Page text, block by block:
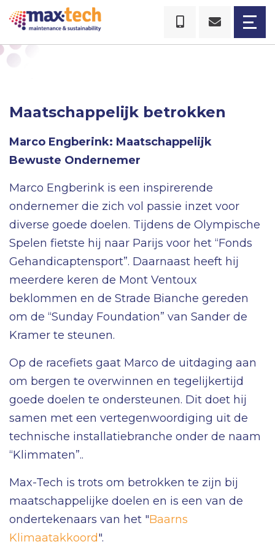
Maatschappelijk betrokken
Marco Engberink: Maatschappelijk
Bewuste Ondernemer
Marco Engberink is een inspirerende
ondernemer die zich vol passie inzet voor
diverse goede doelen. Tijdens de Olympische
Spelen fietste hij naar Parijs voor het “Fonds
Gehandicaptensport”. Daarnaast heeft hij
meerdere keren de Mont Ventoux
beklommen en de Strade Bianche gereden
om de “Sunday Foundation” van Sander de
Kramer te steunen.
Op de racefiets gaat Marco de uitdaging aan
om bergen te overwinnen en tegelijkertijd
goede doelen te ondersteunen. Dit doet hij
samen met een vertegenwoordiging uit de
technische installatiebranche onder de naam
“Klimmaten”..
Max-Tech is trots om betrokken te zijn bij
maatschappelijke doelen en is een van de
ondertekenaars van het "Baarns
Klimaatakkoord".